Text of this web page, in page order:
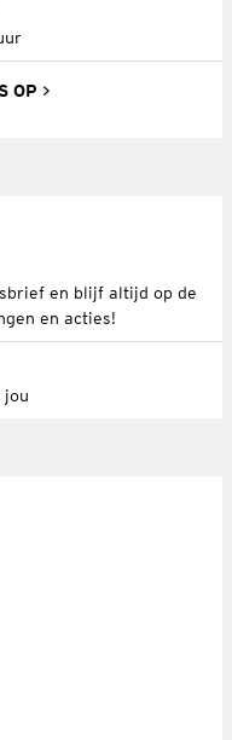
OP
en blijf altijd op de
en acties!
jou